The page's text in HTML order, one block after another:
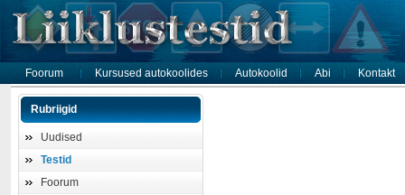
Foorum Kursused autokoolides Autokoolid Abi Kontakt
Rubriigid
Uudised
Testid
Foorum